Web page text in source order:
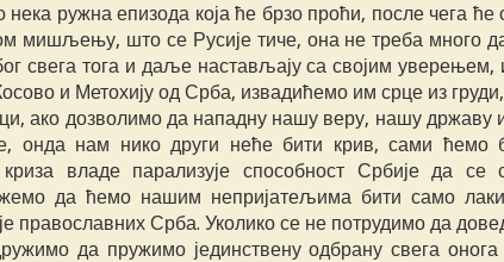
ружна епизода која ће брзо проћи, после чега ће
мишљењу, што се Русије тиче, она не треба много
свега тога и даље настављају са својим уверењем,
и Метохију од Срба, извадићемо им срце из
ако дозволимо да нападну нашу веру, нашу
онда нам нико други неће бити крив, сами ћемо
владе парализује способност Србије да се
да ћемо нашим непријатељима бити само
православних Срба. Уколико се не потрудимо да
да пружимо јединствену одбрану свега